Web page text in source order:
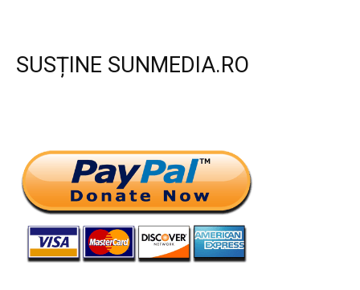
SUSȚINE SUNMEDIA.RO